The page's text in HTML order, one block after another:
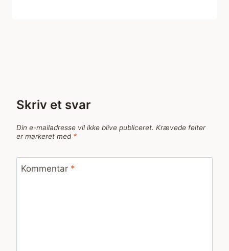
Skriv et svar
Din e-mailadresse vil ikke blive publiceret. Krævede felter
er markeret med *
Kommentar *